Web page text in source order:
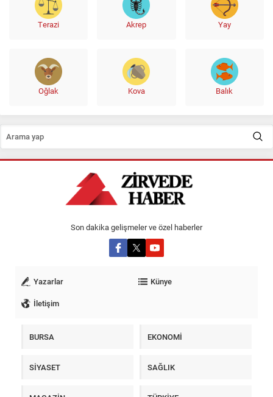
Terazi Akrep Yay
Oğlak Kova Balık
Son dakika gelişmeler ve özel haberler
Yazarlar
Künye
İletişim
BURSA EKONOMİ
SİYASET SAĞLIK